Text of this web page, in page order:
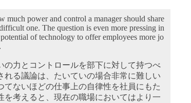
much power and control a manager should share
one. The question is even more pressing in
of technology to offer employees more jo
の力とコントロールを部下に対して持つべ
れる議論は、たいていの場合非常に難しい
てないほどの仕事上の自律性を社員にもた
を考えると、現在の職場においてはより一